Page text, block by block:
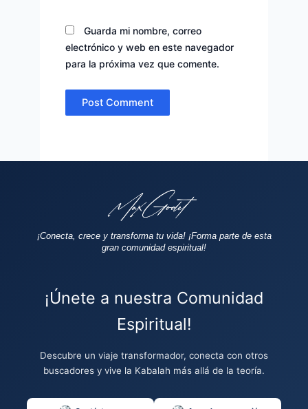
Guarda mi nombre, correo
electrónico y web en este navegador
para la próxima vez que comente.
¡Conecta, crece y transforma tu vida! ¡Forma parte de esta
gran comunidad espiritual!
¡Únete a nuestra Comunidad
Espiritual!
Descubre un viaje transformador, conecta con otros
buscadores y vive la Kabalah más allá de la teoría.